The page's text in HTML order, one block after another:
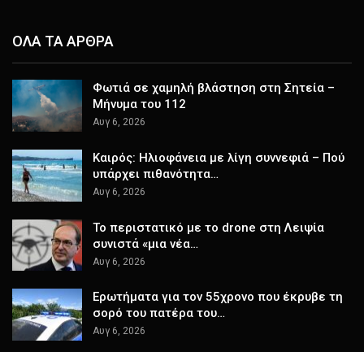
ΟΛΑ ΤΑ ΑΡΘΡΑ
Φωτιά σε χαμηλή βλάστηση στη Σητεία –
Μήνυμα του 112
Αυγ 6, 2026
Καιρός: Ηλιοφάνεια με λίγη συννεφιά – Πού
υπάρχει πιθανότητα…
Αυγ 6, 2026
Το περιστατικό με το drone στη Λειψία
συνιστά «μια νέα…
Αυγ 6, 2026
Ερωτήματα για τον 55χρονο που έκρυβε τη
σορό του πατέρα του…
Αυγ 6, 2026